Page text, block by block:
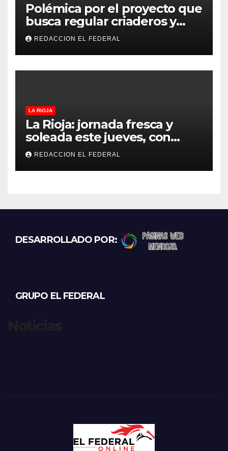
Polémica por el proyecto que
busca regular criaderos y
refugios de perros y gatos:
denuncian excesos, mientras
proteccionistas reclaman
controles más duros
REDACCION EL FEDERAL
LA RIOJA
La Rioja: jornada fresca y
soleada este jueves, con
temperaturas estables para
el viernes
REDACCION EL FEDERAL
DESARROLLADO POR:
GRUPO EL FEDERAL